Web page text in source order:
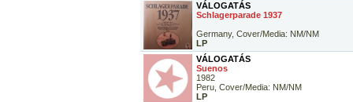
VÁLOGATÁS
Schlagerparade 1937
Germany, Cover/Media: NM/NM
LP
VÁLOGATÁS
Suenos
1982
Peru, Cover/Media: NM/NM
LP